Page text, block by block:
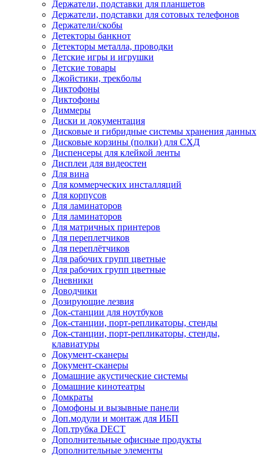
Держатели, подставки для планшетов
Держатели, подставки для сотовых телефонов
Держатели/скобы
Детекторы банкнот
Детекторы металла, проводки
Детские игры и игрушки
Детские товары
Джойстики, трекболы
Диктофоны
Диктофоны
Диммеры
Диски и документация
Дисковые и гибридные системы хранения данных
Дисковые корзины (полки) для СХД
Диспенсеры для клейкой ленты
Дисплеи для видеостен
Для вина
Для коммерческих инсталляций
Для корпусов
Для ламинаторов
Для ламинаторов
Для матричных принтеров
Для переплетчиков
Для переплётчиков
Для рабочих групп цветные
Для рабочих групп цветные
Дневники
Доводчики
Дозирующие лезвия
Док-станции для ноутбуков
Док-станции, порт-репликаторы, стенды
Док-станции, порт-репликаторы, стенды,
клавиатуры
Документ-сканеры
Документ-сканеры
Домашние акустические системы
Домашние кинотеатры
Домкраты
Домофоны и вызывные панели
Доп.модули и монтаж для ИБП
Доп.трубка DECT
Дополнительные офисные продукты
Дополнительные элементы